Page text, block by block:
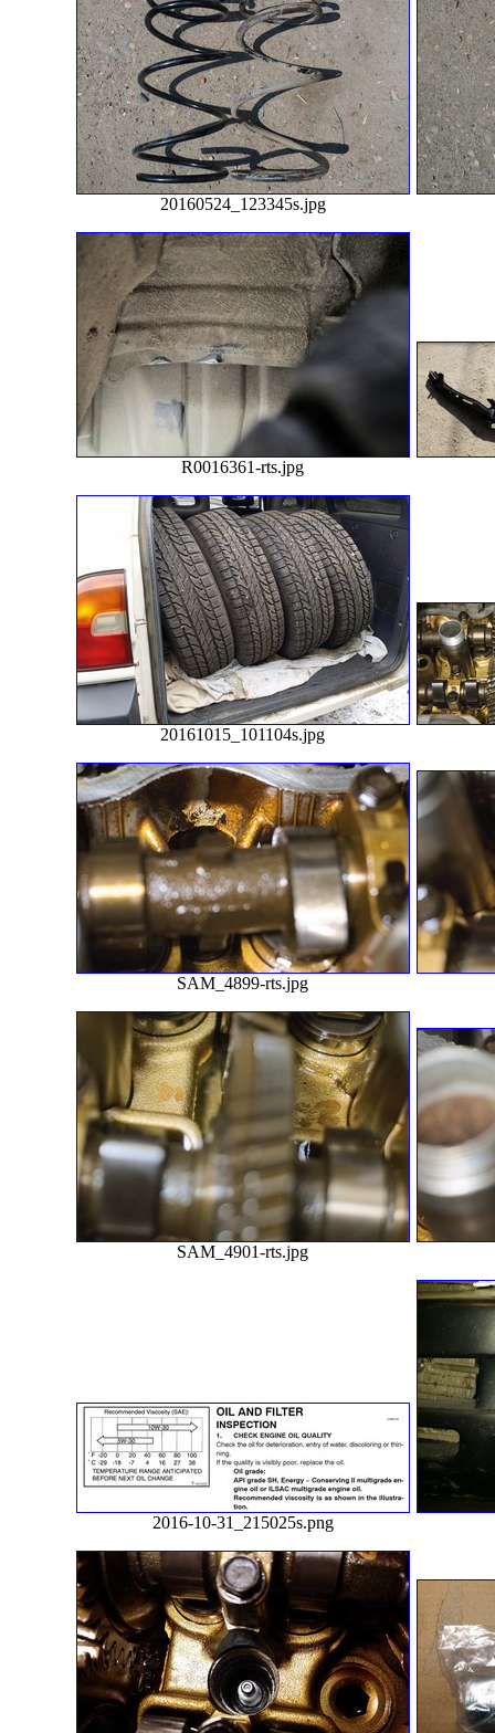
20160524_123345s.jpg
R0016361-rts.jpg
20161015_101104s.jpg
SAM_4899-rts.jpg
SAM_4901-rts.jpg
2016-10-31_215025s.png